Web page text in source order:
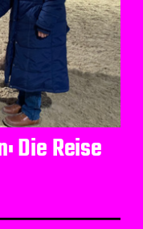
Die Reise